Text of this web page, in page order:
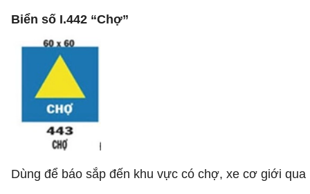
Biển số I.442 “Chợ”
Dùng để báo sắp đến khu vực có chợ, xe cơ giới